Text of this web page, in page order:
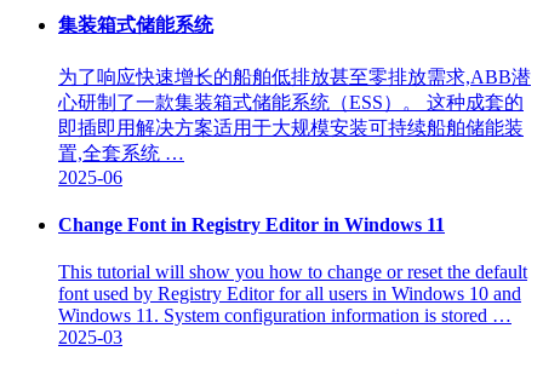
集装箱式储能系统
为了响应快速增长的船舶低排放甚至零排放需求,ABB潜
心研制了一款集装箱式储能系统（ESS）。 这种成套的
即插即用解决方案适用于大规模安装可持续船舶储能装
置,全套系统 …
2025-06
Change Font in Registry Editor in Windows 11
This tutorial will show you how to change or reset the default
font used by Registry Editor for all users in Windows 10 and
Windows 11. System configuration information is stored …
2025-03